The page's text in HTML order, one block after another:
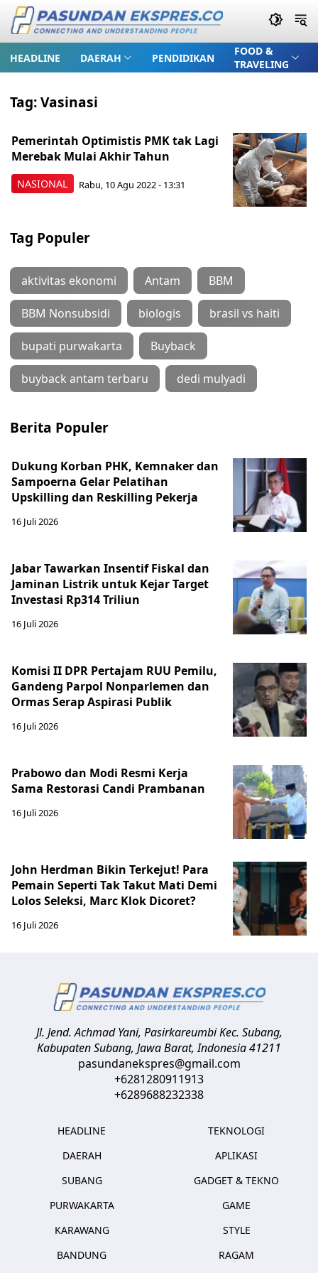
HEADLINE DAERAH PENDIDIKAN
FOOD &
TRAVELING
Tag:Vasinasi
NASIONAL
Pemerintah Optimistis PMK tak Lagi
Merebak Mulai Akhir Tahun
Rabu, 10 Agu 2022 - 13:31
Tag Populer
aktivitas ekonomi Antam BBM
BBM Nonsubsidi biologis brasil vs haiti
bupati purwakarta Buyback
buyback antam terbaru dedi mulyadi
Berita Populer
Dukung Korban PHK, Kemnaker dan
Sampoerna Gelar Pelatihan
Upskilling dan Reskilling Pekerja
16 Juli 2026
Jabar Tawarkan Insentif Fiskal dan
Jaminan Listrik untuk Kejar Target
Investasi Rp314 Triliun
16 Juli 2026
Komisi II DPR Pertajam RUU Pemilu,
Gandeng Parpol Nonparlemen dan
Ormas Serap Aspirasi Publik
16 Juli 2026
Prabowo dan Modi Resmi Kerja
Sama Restorasi Candi Prambanan
16 Juli 2026
John Herdman Bikin Terkejut! Para
Pemain Seperti Tak Takut Mati Demi
Lolos Seleksi, Marc Klok Dicoret?
16 Juli 2026
Jl. Jend. Achmad Yani, Pasirkareumbi Kec. Subang,
Kabupaten Subang, Jawa Barat,Indonesia41211
pasundanekspres@gmail.com
+6281280911913
+6289688232338
HEADLINE
DAERAH
SUBANG
PURWAKARTA
KARAWANG
BANDUNG
TEKNOLOGI
APLIKASI
GADGET & TEKNO
GAME
STYLE
RAGAM